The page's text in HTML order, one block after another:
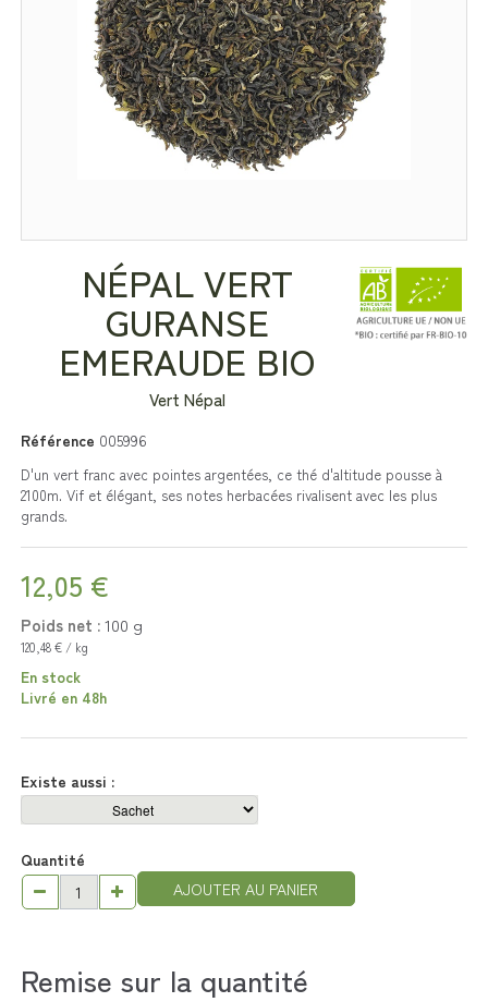
NÉPAL VERT
GURANSE
EMERAUDE BIO
Vert Népal
Référence 005996
D'un vert franc avec pointes argentées, ce thé d'altitude pousse à
2100m. Vif et élégant, ses notes herbacées rivalisent avec les plus
grands.
12,05 €
Poids net : 100 g
120,48 € / kg
En stock
Livré en 48h
Existe aussi :
Quantité
AJOUTER AU PANIER
Remise sur la quantité